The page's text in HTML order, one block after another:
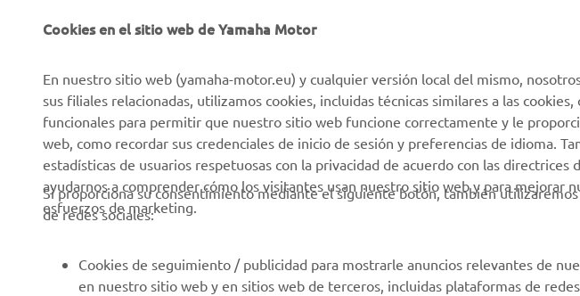
Eventos
Catálogos
Conviértase en
Política de derechos
humanos
Golf / Buggys B2B
Equipos de Intervención
Autoescuelas
Robotics
Portal de Información
técnica para reparadores
Yamaha Motor Global
Cookies en el sitio web de Yamaha Motor
En nuestro sitio web (yamaha-motor.eu) y cualquier versión local del mismo,
sus filiales relacionadas, utilizamos cookies, incluidas técnicas similares a las
funcionales para permitir que nuestro sitio web funcione correctamente y le
web, como recordar sus credenciales de inicio de sesión y preferencias de idioma.
estadísticas de usuarios respetuosas con la privacidad de acuerdo con las
ayudarnos a comprender cómo los visitantes usan nuestro sitio web y para mejorar
esfuerzos de marketing.
Si proporciona su consentimiento mediante el siguiente botón, también
de redes sociales:
Cookies de seguimiento / publicidad para mostrarle anuncios relevantes de
en nuestro sitio web y en sitios web de terceros, incluidas plataformas de